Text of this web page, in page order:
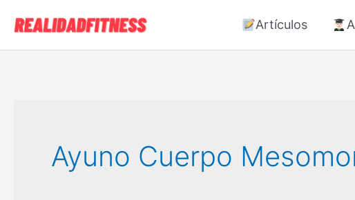
contenido
Artículos
Ayuno Cuerpo